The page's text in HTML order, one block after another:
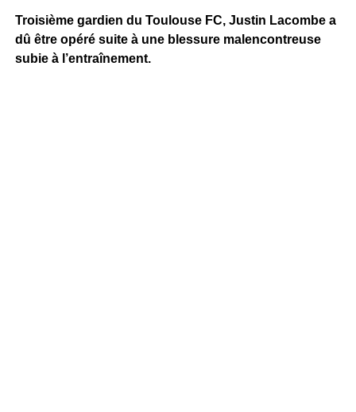
Troisième gardien du Toulouse FC, Justin Lacombe a
dû être opéré suite à une blessure malencontreuse
subie à l’entraînement.